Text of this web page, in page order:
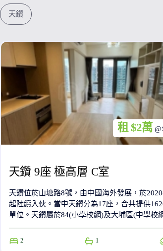
天鑽
天鑽 9座 極高層 C室
天鑽位於山塘路8號，由中國海外發展，於
起陸續入伙。當中天鑽分為17座，合共提供
單位。天鑽屬於84(小學校網)及大埔區(中學校
2 1
租 $2萬